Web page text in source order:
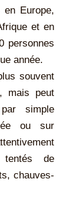
en Europe,
et en
personnes
année.
souvent
mais peut
simple
ou sur
tentés de
chauves-